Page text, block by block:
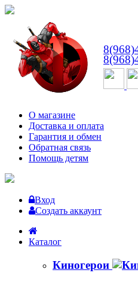
О магазине
Доставка и оплата
Гарантия и обмен
Обратная связь
Помощь детям
Вход
Создать аккаунт
Каталог
Киногерои